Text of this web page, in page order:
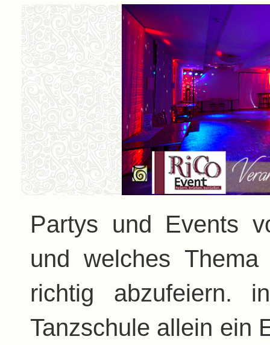
Partys und Events
und welches
richtig abzufeiern.
Tanzschule allein ein